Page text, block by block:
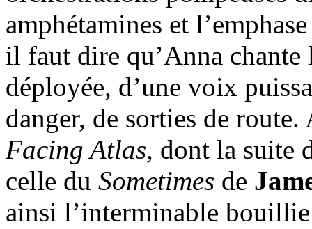
amphétamines et
il faut dire qu’Anna
déployée, d’une voix
danger, de sorties de
Facing Atlas, dont la suite
celle du Sometimes de
ainsi l’interminable